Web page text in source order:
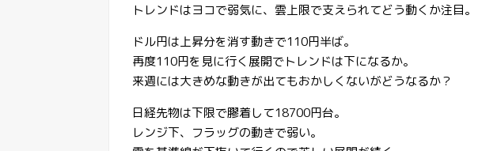
トレンドはヨコで弱気に、雲上限で支えられてどう動くか注目。
ドル円は上昇分を消す動きで110円半ば。
再度110円を見に行く展開でトレンドは下になるか。
来週には大きめな動きが出てもおかしくないがどうなるか？
日経先物は下限で膠着して18700円台。
レンジ下、フラッグの動きで弱い。